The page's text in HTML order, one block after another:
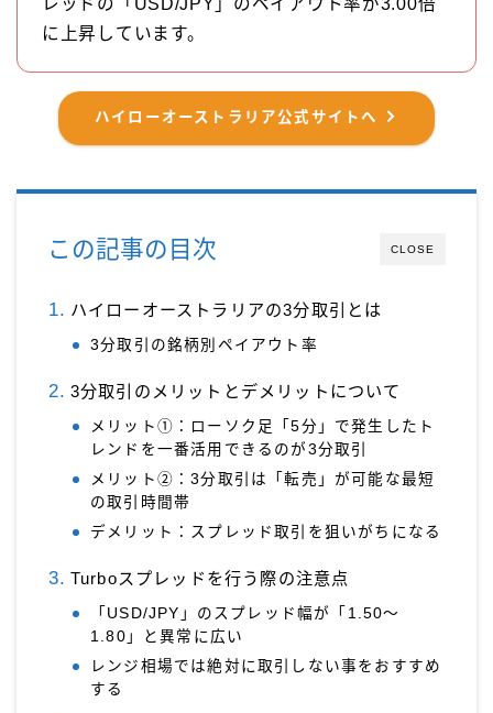
レッドの「USD/JPY」のペイアウト率が3.00倍
に上昇しています。
ハイローオーストラリア公式サイトへ
CLOSE
この記事の目次
ハイローオーストラリアの3分取引とは
3分取引の銘柄別ペイアウト率
3分取引のメリットとデメリットについて
メリット①：ローソク足「5分」で発生したト
レンドを一番活用できるのが3分取引
メリット②：3分取引は「転売」が可能な最短
の取引時間帯
デメリット：スプレッド取引を狙いがちになる
Turboスプレッドを行う際の注意点
「USD/JPY」のスプレッド幅が「1.50～
1.80」と異常に広い
レンジ相場では絶対に取引しない事をおすすめ
する